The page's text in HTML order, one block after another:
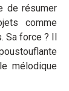
de résumer
comme
Sa force ? Il
mélodique